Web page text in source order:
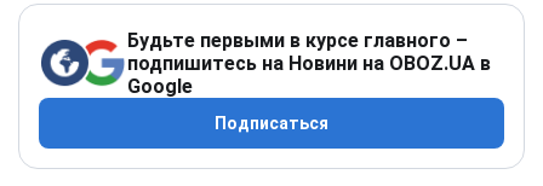
Будьте первыми в курсе главного –
подпишитесь на Новини на OBOZ.UA в
Google
Подписаться